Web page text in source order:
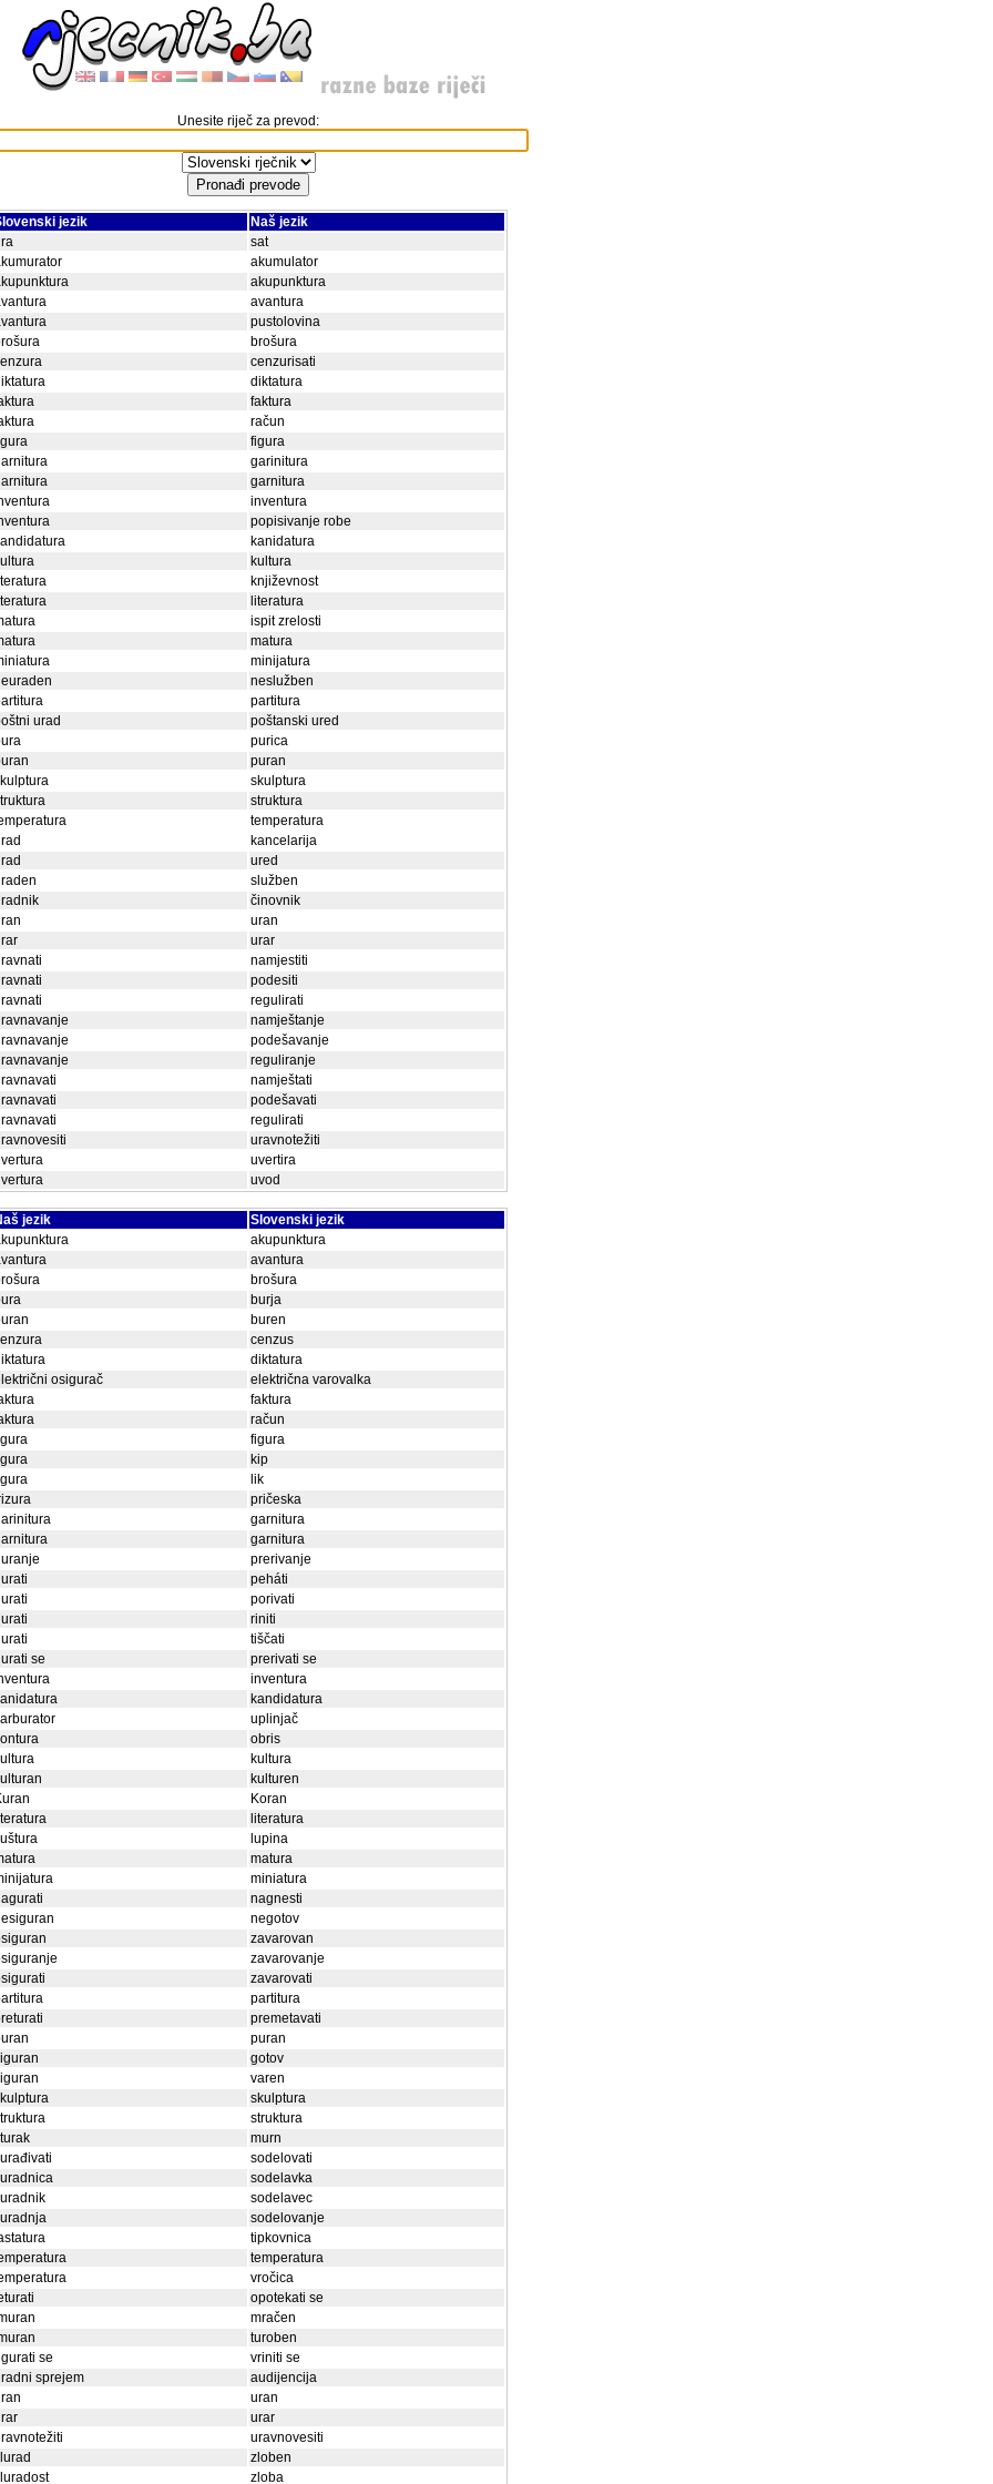
Unesite riječ za prevod:
jezik
Naš jezik
sat
akumulator
akupunktura
avantura
pustolovina
brošura
cenzurisati
diktatura
faktura
račun
figura
garinitura
garnitura
inventura
popisivanje robe
kanidatura
kultura
književnost
literatura
ispit zrelosti
matura
minijatura
neslužben
partitura
urad
poštanski ured
purica
puran
skulptura
struktura
temperatura
kancelarija
ured
služben
činovnik
uran
urar
namjestiti
podesiti
regulirati
namještanje
podešavanje
reguliranje
namještati
podešavati
regulirati
uravnotežiti
uvertira
uvod
jezik
Slovenski jezik
akupunktura
avantura
brošura
burja
buren
cenzus
diktatura
osigurač
električna varovalka
faktura
račun
figura
kip
lik
pričeska
garnitura
garnitura
prerivanje
peháti
porivati
riniti
tiščati
se
prerivati se
inventura
kandidatura
uplinjač
obris
kultura
kulturen
Koran
literatura
lupina
matura
miniatura
nagnesti
negotov
zavarovan
zavarovanje
zavarovati
partitura
premetavati
puran
gotov
varen
skulptura
struktura
murn
sodelovati
sodelavka
sodelavec
sodelovanje
tipkovnica
temperatura
vročica
opotekati se
mračen
turoben
se
vriniti se
sprejem
audijencija
uran
urar
uravnovesiti
zloben
zloba